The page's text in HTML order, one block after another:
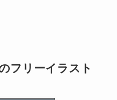
フリーイラスト